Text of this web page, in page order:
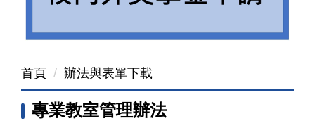
首頁 辦法與表單下載
專業教室管理辦法